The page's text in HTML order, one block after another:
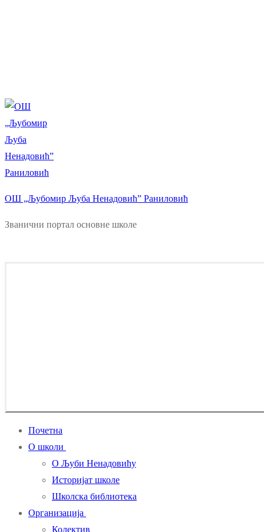
ОШ „Љубомир Љуба Ненадовић” Раниловић
Званични портал основне школе
Почетна
О школи
О Љуби Ненадовићу
Историјат школе
Школска библиотека
Организација
Колектив